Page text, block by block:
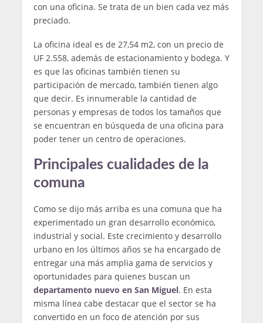
con una oficina. Se trata de un bien cada vez más
preciado.
La oficina ideal es de 27,54 m2, con un precio de
UF 2.558, además de estacionamiento y bodega. Y
es que las oficinas también tienen su
participación de mercado, también tienen algo
que decir. Es innumerable la cantidad de
personas y empresas de todos los tamaños que
se encuentran en búsqueda de una oficina para
poder tener un centro de operaciones.
Principales cualidades de la
comuna
Como se dijo más arriba es una comuna que ha
experimentado un gran desarrollo económico,
industrial y social. Este crecimiento y desarrollo
urbano en los últimos años se ha encargado de
entregar una más amplia gama de servicios y
oportunidades para quienes buscan un
departamento nuevo en San Miguel. En esta
misma línea cabe destacar que el sector se ha
convertido en un foco de atención por sus